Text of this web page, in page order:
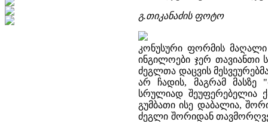
გ.თიკანაძის ფოტო
კონუსური ფორმის
ინგილოები ჯერ თავიანთი
ძეგლთა დაცვის
არ ჩადის, მაგრამ მასზე
სრულიად შეუფერებელია
გუმბათი ისე დაბალია,
ძეგლი შორიდან